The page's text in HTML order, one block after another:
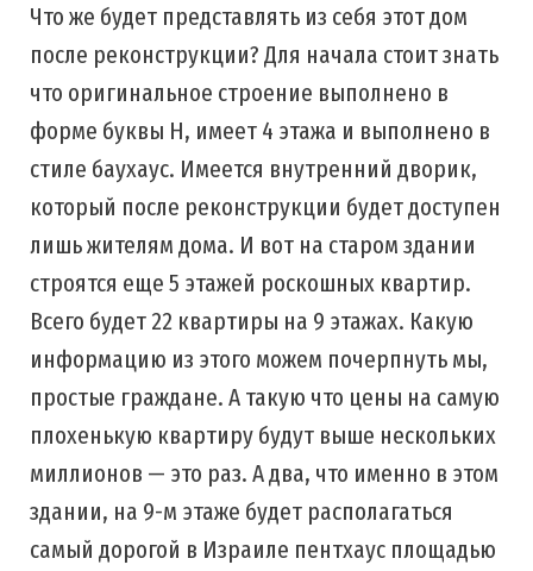
Что же будет представлять из себя этот дом
после реконструкции? Для начала стоит знать
что оригинальное строение выполнено в
форме буквы Н, имеет 4 этажа и выполнено в
стиле баухаус. Имеется внутренний дворик,
который после реконструкции будет доступен
лишь жителям дома. И вот на старом здании
строятся еще 5 этажей роскошных квартир.
Всего будет 22 квартиры на 9 этажах. Какую
информацию из этого можем почерпнуть мы,
простые граждане. А такую что цены на самую
плохенькую квартиру будут выше нескольких
миллионов — это раз. А два, что именно в этом
здании, на 9-м этаже будет располагаться
самый дорогой в Израиле пентхаус площадью